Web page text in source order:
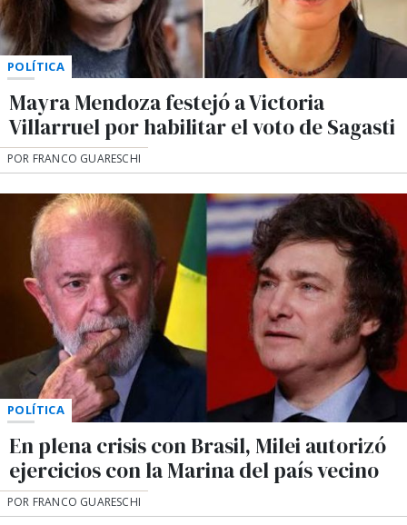
POLÍTICA
Mayra Mendoza festejó a Victoria
Villarruel por habilitar el voto de Sagasti
POR FRANCO GUARESCHI
POLÍTICA
En plena crisis con Brasil, Milei autorizó
ejercicios con la Marina del país vecino
POR FRANCO GUARESCHI